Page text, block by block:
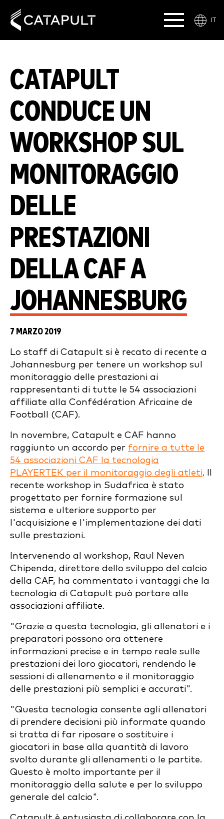
IT
CATAPULT
CONDUCE UN
WORKSHOP SUL
MONITORAGGIO
DELLE
PRESTAZIONI
DELLA CAF A
JOHANNESBURG
7 MARZO 2019
Lo staff di Catapult si è recato di recente a
Johannesburg per tenere un workshop sul
monitoraggio delle prestazioni ai
rappresentanti di tutte le 54 associazioni
affiliate alla Confédération Africaine de
Football (CAF).
In novembre, Catapult e CAF hanno
raggiunto un accordo per fornire a tutte le
54 associazioni CAF la tecnologia
PLAYERTEK per il monitoraggio degli atleti. Il
recente workshop in Sudafrica è stato
progettato per fornire formazione sul
sistema e ulteriore supporto per
l'acquisizione e l'implementazione dei dati
sulle prestazioni.
Intervenendo al workshop, Raul Neven
Chipenda, direttore dello sviluppo del calcio
della CAF, ha commentato i vantaggi che la
tecnologia di Catapult può portare alle
associazioni affiliate.
"Grazie a questa tecnologia, gli allenatori e i
preparatori possono ora ottenere
informazioni precise e in tempo reale sulle
prestazioni dei loro giocatori, rendendo le
sessioni di allenamento e il monitoraggio
delle prestazioni più semplici e accurati".
"Questa tecnologia consente agli allenatori
di prendere decisioni più informate quando
si tratta di far riposare o sostituire i
giocatori in base alla quantità di lavoro
svolto durante gli allenamenti o le partite.
Questo è molto importante per il
monitoraggio della salute e per lo sviluppo
generale del calcio".